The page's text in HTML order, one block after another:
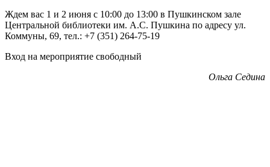
Ждем вас 1 и 2 июня с 10:00 до 13:00 в Пушкинском зале
Центральной библиотеки им. А.С. Пушкина по адресу ул.
Коммуны, 69, тел.: +7 (351) 264-75-19
Вход на мероприятие свободный
Ольга Седина